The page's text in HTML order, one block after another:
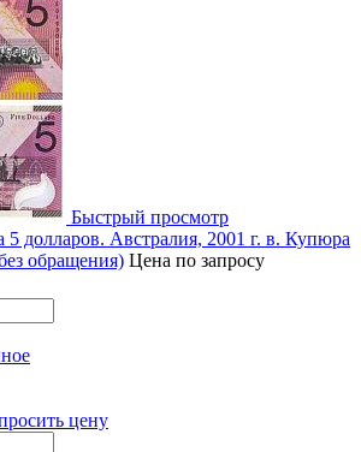
Быстрый просмотр
долларов. Австралия, 2001 г. в. Купюра
обращения) Цена по запросу
цену